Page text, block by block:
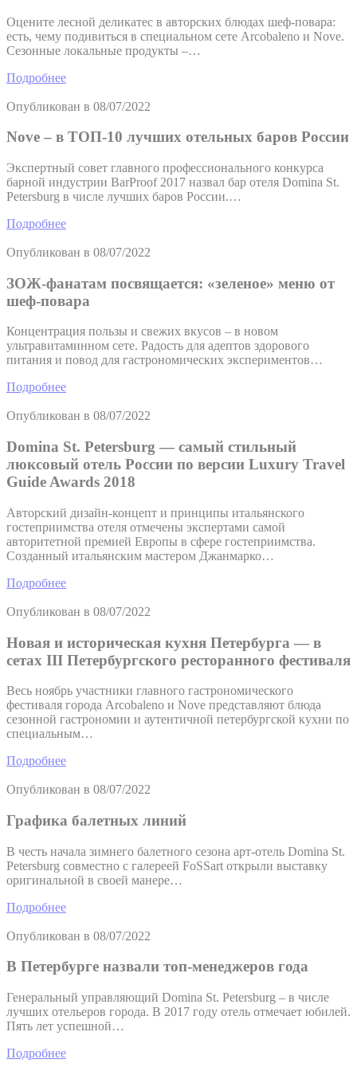
Оцените лесной деликатес в авторских блюдах шеф-повара:
есть, чему подивиться в специальном сете Arcobaleno и Nove.
Сезонные локальные продукты –…
Подробнее
Опубликован в 08/07/2022
Nove – в ТОП-10 лучших отельных баров России
Экспертный совет главного профессионального конкурса
барной индустрии BarProof 2017 назвал бар отеля Domina St.
Petersburg в числе лучших баров России.…
Подробнее
Опубликован в 08/07/2022
ЗОЖ-фанатам посвящается: «зеленое» меню от
шеф-повара
Концентрация пользы и свежих вкусов – в новом
ультравитаминном сете. Радость для адептов здорового
питания и повод для гастрономических экспериментов…
Подробнее
Опубликован в 08/07/2022
Domina St. Petersburg — самый стильный
люксовый отель России по версии Luxury Travel
Guide Awards 2018
Авторский дизайн-концепт и принципы итальянского
гостеприимства отеля отмечены экспертами самой
авторитетной премией Европы в сфере гостеприимства.
Созданный итальянским мастером Джанмарко…
Подробнее
Опубликован в 08/07/2022
Новая и историческая кухня Петербурга — в
сетах III Петербургского ресторанного фестиваля
Весь ноябрь участники главного гастрономического
фестиваля города Arcobaleno и Nove представляют блюда
сезонной гастрономии и аутентичной петербургской кухни по
специальным…
Подробнее
Опубликован в 08/07/2022
Графика балетных линий
В честь начала зимнего балетного сезона арт-отель Domina St.
Petersburg совместно с галереей FoSSart открыли выставку
оригинальной в своей манере…
Подробнее
Опубликован в 08/07/2022
В Петербурге назвали топ-менеджеров года
Генеральный управляющий Domina St. Petersburg – в числе
лучших отельеров города. В 2017 году отель отмечает юбилей.
Пять лет успешной…
Подробнее